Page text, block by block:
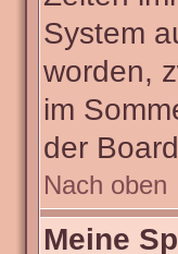
System
worden,
im
der
Nach oben
Meine